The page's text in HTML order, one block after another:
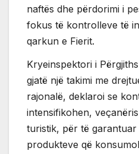
naftës dhe përdorimi i
fokus të kontrolleve të
qarkun e Fierit.
Kryeinspektori i
gjatë një takimi me
rajonalë, deklaroi se
intensifikohen,
turistik, për të garantuar
produkteve që